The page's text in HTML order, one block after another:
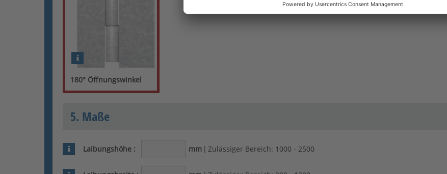
180° Öffnungswinkel
5. Maße
Laibungshöhe : mm | Zulässiger Bereich: 1000 - 2500